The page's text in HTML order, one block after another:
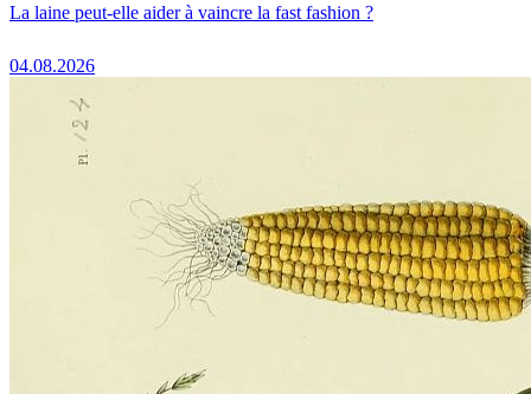
La laine peut-elle aider à vaincre la fast fashion ?
04.08.2026